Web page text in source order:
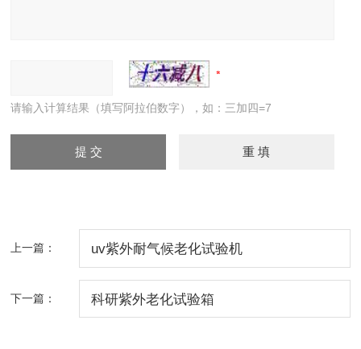
请输入计算结果（填写阿拉伯数字），如：三加四=7
上一篇： uv紫外耐气候老化试验机
下一篇： 科研紫外老化试验箱